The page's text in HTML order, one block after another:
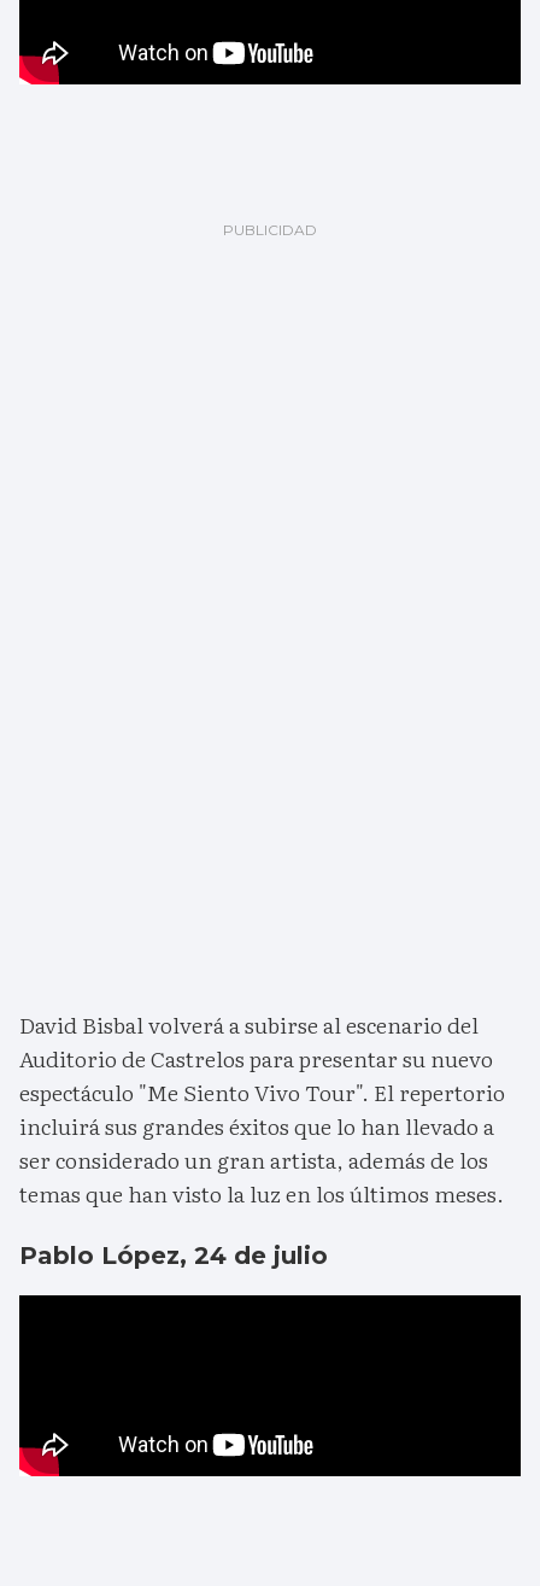
David Bisbal volverá a subirse al escenario del
Auditorio de Castrelos para presentar su nuevo
espectáculo "Me Siento Vivo Tour". El repertorio
incluirá sus grandes éxitos que lo han llevado a
ser considerado un gran artista, además de los
temas que han visto la luz en los últimos meses.
Pablo López, 24 de julio